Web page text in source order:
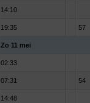
14:10
19:35 57
Zo 11 mei
02:33
07:31 54
14:48